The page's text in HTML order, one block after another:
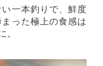
一本釣りで、鮮度
った極上の食感は